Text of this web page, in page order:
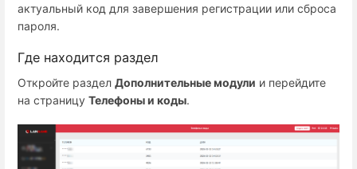
актуальный код для завершения регистрации или сброса
пароля.
Где находится раздел
Откройте раздел Дополнительные модули и перейдите
на страницу Телефоны и коды.